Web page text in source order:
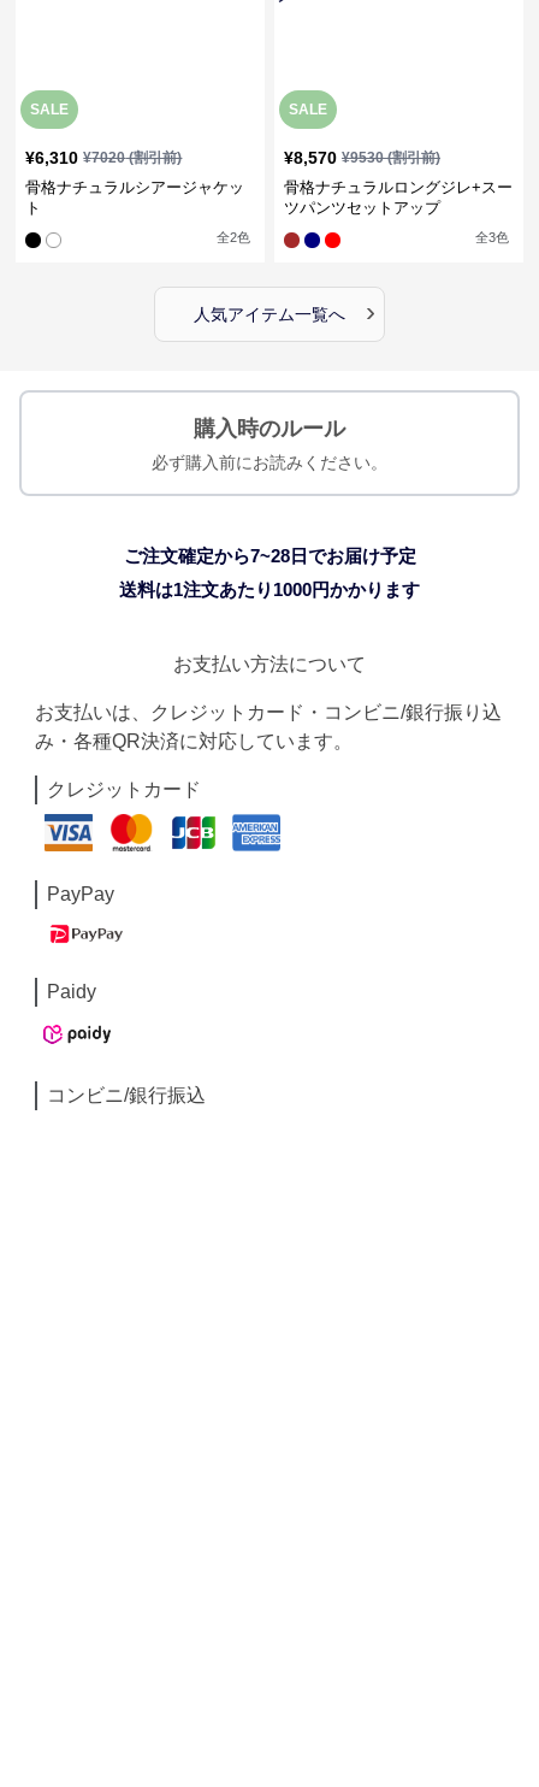
SALE
¥6,310 ¥7020(割引前)
骨格ナチュラルシアージャケッ
ト
全2色
SALE
¥8,570 ¥9530(割引前)
骨格ナチュラルロングジレ+スー
ツパンツセットアップ
全3色
人気アイテム一覧へ ›
購入時のルール
必ず購入前にお読みください。
ご注文確定から7~28日でお届け予定
送料は1注文あたり 1000円かかります
お支払い方法について
お支払いは、クレジットカード・コンビニ/銀行振り込
み・各種QR決済に対応しています。
クレジットカード
PayPay
Paidy
コンビニ/銀行振込